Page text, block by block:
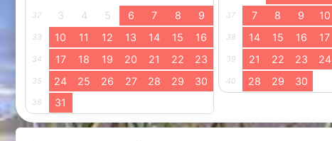
32 3 4 5 6 7 8 9
33 10 11 12 13 14 15 16
34 17 18 19 20 21 22 23
35 24 25 26 27 28 29 30
36 31
37 7 8 9 10
38 14 15 16 17
39 21 22 23 24
40 28 29 30